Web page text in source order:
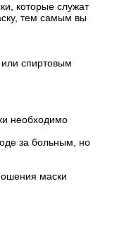
которые служат
тем самым вы
спиртовым
необходимо
за больным, но
маски